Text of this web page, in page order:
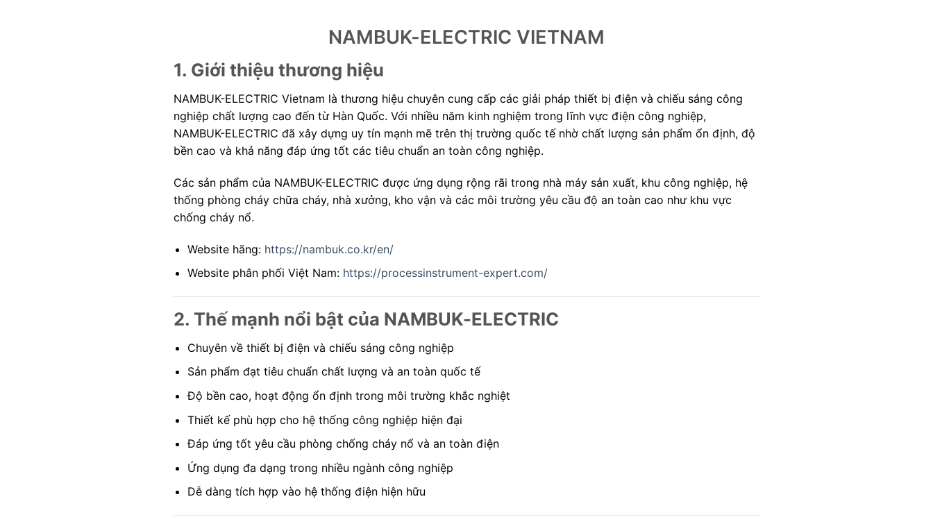
NAMBUK-ELECTRIC VIETNAM
1. Giới thiệu thương hiệu
NAMBUK-ELECTRIC Vietnam là thương hiệu chuyên cung cấp các giải pháp thiết bị điện và chiếu sáng công
nghiệp chất lượng cao đến từ Hàn Quốc. Với nhiều năm kinh nghiệm trong lĩnh vực điện công nghiệp,
NAMBUK-ELECTRIC đã xây dựng uy tín mạnh mẽ trên thị trường quốc tế nhờ chất lượng sản phẩm ổn định, độ
bền cao và khả năng đáp ứng tốt các tiêu chuẩn an toàn công nghiệp.
Các sản phẩm của NAMBUK-ELECTRIC được ứng dụng rộng rãi trong nhà máy sản xuất, khu công nghiệp, hệ
thống phòng cháy chữa cháy, nhà xưởng, kho vận và các môi trường yêu cầu độ an toàn cao như khu vực
chống cháy nổ.
Website hãng: https://nambuk.co.kr/en/
Website phân phối Việt Nam: https://processinstrument-expert.com/
2. Thế mạnh nổi bật của NAMBUK-ELECTRIC
Chuyên về thiết bị điện và chiếu sáng công nghiệp
Sản phẩm đạt tiêu chuẩn chất lượng và an toàn quốc tế
Độ bền cao, hoạt động ổn định trong môi trường khắc nghiệt
Thiết kế phù hợp cho hệ thống công nghiệp hiện đại
Đáp ứng tốt yêu cầu phòng chống cháy nổ và an toàn điện
Ứng dụng đa dạng trong nhiều ngành công nghiệp
Dễ dàng tích hợp vào hệ thống điện hiện hữu